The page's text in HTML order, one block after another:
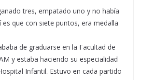
tres, empatado uno y no había
es que con siete puntos, era medalla
de graduarse en la Facultad de
y estaba haciendo su especialidad
Infantil. Estuvo en cada partido